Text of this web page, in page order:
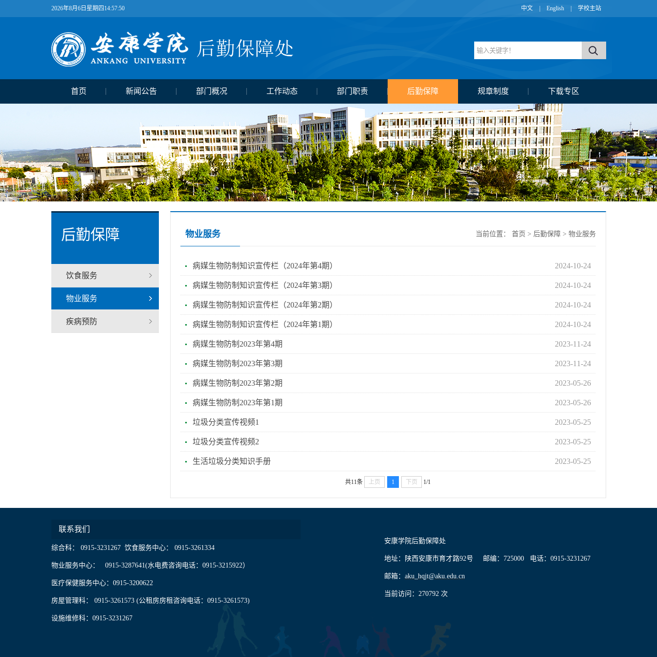
2026年8月6日星期四14:57:50 中文 English 学校主站
首页 新闻公告 部门概况 工作动态 部门职责 后勤保障 规章制度 下载专区
后勤保障
饮食服务
物业服务
疾病预防
物业服务 当前位置： 首页 > 后勤保障> 物业服务
病媒生物防制知识宣传栏（2024年第4期） 2024-10-24
病媒生物防制知识宣传栏（2024年第3期） 2024-10-24
病媒生物防制知识宣传栏（2024年第2期） 2024-10-24
病媒生物防制知识宣传栏（2024年第1期） 2024-10-24
病媒生物防制2023年第4期 2023-11-24
病媒生物防制2023年第3期 2023-11-24
病媒生物防制2023年第2期 2023-05-26
病媒生物防制2023年第1期 2023-05-26
垃圾分类宣传视频1 2023-05-25
垃圾分类宣传视频2 2023-05-25
生活垃圾分类知识手册 2023-05-25
共11条 上页 1 下页 1/1
联系我们
综合科： 0915-3231267 饮食服务中心： 0915-3261334
物业服务中心： 0915-3287641(水电费咨询电话：0915-3215922）
医疗保健服务中心：0915-3200622
房屋管理科： 0915-3261573 (公租房房租咨询电话：0915-3261573)
设施维修科：0915-3231267
安康学院后勤保障处
地址：陕西安康市育才路92号 邮编：725000 电话：0915-3231267
邮箱： aku_hqjt@aku.edu.cn
当前访问： 270792 次